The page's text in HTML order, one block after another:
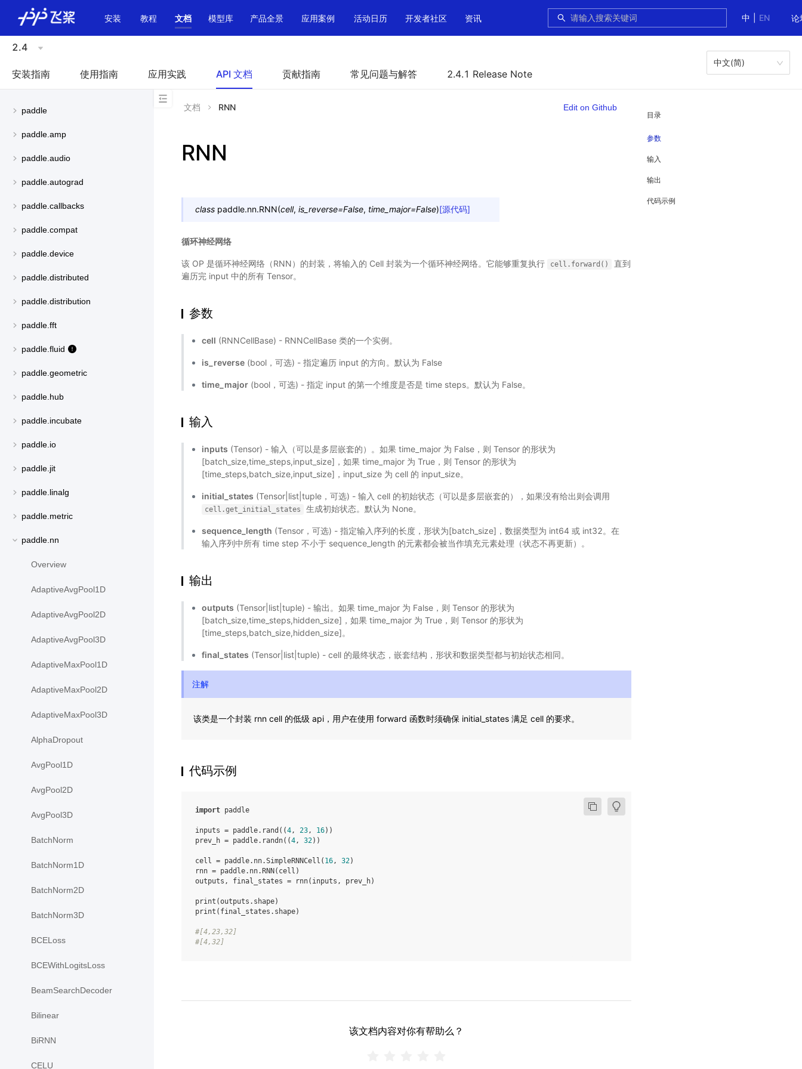
中
EN 论
安装 教程 文档 模型库 产品全景 应用案例 活动日历 开发者社区 资讯
2.4
安装指南 使用指南 应用实践 API 文档 贡献指南 常见问题与解答 2.4.1 Release Note
中文(简)
paddle
paddle.amp
paddle.audio
paddle.autograd
paddle.callbacks
paddle.compat
paddle.device
paddle.distributed
paddle.distribution
paddle.fft
paddle.fluid
paddle.geometric
paddle.hub
paddle.incubate
paddle.io
paddle.jit
paddle.linalg
paddle.metric
paddle.nn
Overview
AdaptiveAvgPool1D
AdaptiveAvgPool2D
AdaptiveAvgPool3D
AdaptiveMaxPool1D
AdaptiveMaxPool2D
AdaptiveMaxPool3D
AlphaDropout
AvgPool1D
AvgPool2D
AvgPool3D
BatchNorm
BatchNorm1D
BatchNorm2D
BatchNorm3D
BCELoss
BCEWithLogitsLoss
BeamSearchDecoder
Bilinear
BiRNN
CELU
目录
参数
输入
输出
代码示例
文档 RNN Edit on Github
RNN
class paddle.nn.RNN(cell, is_reverse=False, time_major=False)[源代码]
循环神经网络
该 OP 是循环神经网络（RNN）的封装，将输入的 Cell 封装为一个循环神经网络。它能够重复执行 cell.forward()
直到
遍历完 input 中的所有 Tensor。
参数
cell (RNNCellBase) - RNNCellBase 类的一个实例。
is_reverse (bool，可选) - 指定遍历 input 的方向。默认为 False
time_major (bool，可选) - 指定 input 的第一个维度是否是 time steps。默认为 False。
输入
inputs (Tensor) - 输入（可以是多层嵌套的）。如果 time_major 为 False，则 Tensor 的形状为
[batch_size,time_steps,input_size]，如果 time_major 为 True，则 Tensor 的形状为
[time_steps,batch_size,input_size]，input_size 为 cell 的 input_size。
initial_states (Tensor|list|tuple，可选) - 输入 cell 的初始状态（可以是多层嵌套的），如果没有给出则会调用
cell.get_initial_states 生成初始状态。默认为 None。
sequence_length (Tensor，可选) - 指定输入序列的长度，形状为[batch_size]，数据类型为 int64 或 int32。在
输入序列中所有 time step 不小于 sequence_length 的元素都会被当作填充元素处理（状态不再更新）。
输出
outputs (Tensor|list|tuple) - 输出。如果 time_major 为 False，则 Tensor 的形状为
[batch_size,time_steps,hidden_size]，如果 time_major 为 True，则 Tensor 的形状为
[time_steps,batch_size,hidden_size]。
final_states (Tensor|list|tuple) - cell 的最终状态，嵌套结构，形状和数据类型都与初始状态相同。
注解
该类是一个封装 rnn cell 的低级 api，用户在使用 forward 函数时须确保 initial_states 满足 cell 的要求。
代码示例
import paddle
inputs = paddle. rand ((4, 23, 16))
prev_h = paddle. randn((4, 32))
cell = paddle. nn.SimpleRNNCell ( 16, 32)
rnn = paddle. nn. RNN ( cell )
outputs , final_states = rnn( inputs , prev_h)
print (outputs . shape)
print ( final_states . shape)
#[4,23,32]
#[4,32]
该文档内容对你有帮助么？